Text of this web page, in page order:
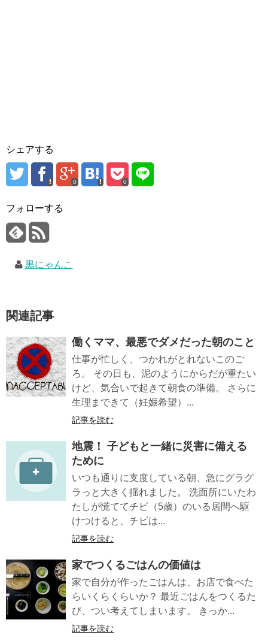
シェアする
0 0
フォローする
黒にゃんこ
関連記事
働くママ、最悪でダメだった朝のこと
仕事が忙しく、つかれがとれないこのご
ろ。 その日も、泥のようにからだが重たい
けど、気合いで起きて朝食の準備。 さらに
生理まできて（妊娠希望）...
記事を読む
地震！ 子どもと一緒に災害に備える
ために
いつも通りに支度している朝、急にグラグ
ラっと大きく揺れました。 洗面所にいたわ
たしが慌ててチビ（5歳）のいる居間へ駆
けつけると、チビは...
記事を読む
家でつくるごはんの価値は
家で自分が作ったごはんは、お店で食べた
らいくらくらいか？ 最近ごはんをつくるた
び、つい考えてしまいます。 きっか...
記事を読む